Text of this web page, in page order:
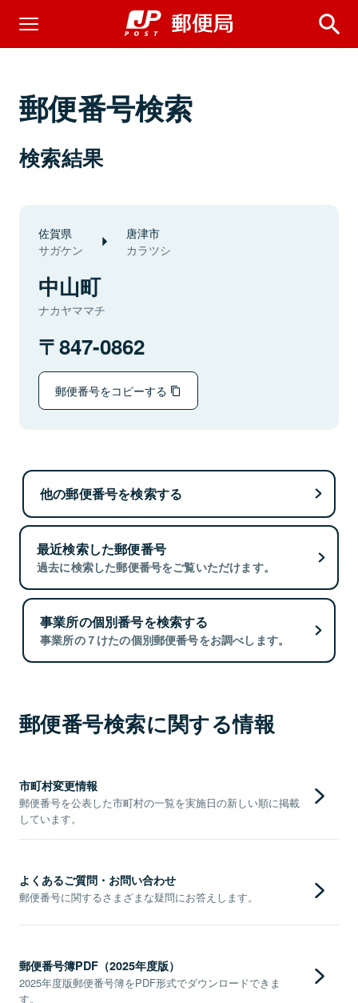
郵便番号検索
検索結果
佐賀県
サガケン
唐津市
カラツシ
中山町
ナカヤママチ
847-0862
郵便番号をコピーする
他の郵便番号を検索する
最近検索した郵便番号
過去に検索した郵便番号をご覧いただけます。
事業所の個別番号を検索する
事業所の７けたの個別郵便番号をお調べします。
郵便番号検索に関する情報
市町村変更情報
郵便番号を公表した市町村の一覧を実施日の新しい順に掲載
しています。
よくあるご質問・お問い合わせ
郵便番号に関するさまざまな疑問にお答えします。
郵便番号簿PDF（2025年度版）
2025年度版郵便番号簿をPDF形式でダウンロードできま
す。